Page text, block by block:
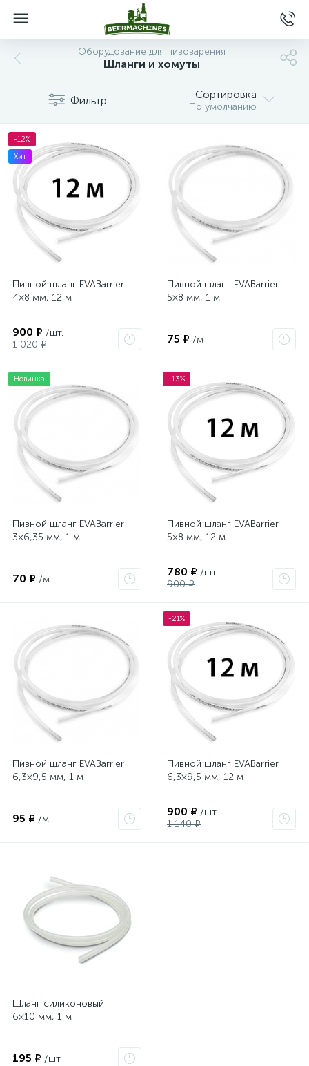
Оборудование для пивоварения
Шланги и хомуты
Фильтр Сортировка
По умолчанию
-12%
Хит
Пивной шланг EVABarrier
4×8 мм, 12 м
900 ₽ /шт.
1 020 ₽
Пивной шланг EVABarrier
5×8 мм, 1 м
75 ₽ /м
Новинка
Пивной шланг EVABarrier
3×6,35 мм, 1 м
70 ₽ /м
-13%
Пивной шланг EVABarrier
5×8 мм, 12 м
780 ₽ /шт.
900 ₽
Пивной шланг EVABarrier
6,3×9,5 мм, 1 м
95 ₽ /м
-21%
Пивной шланг EVABarrier
6,3×9,5 мм, 12 м
900 ₽ /шт.
1 140 ₽
Шланг силиконовый
6×10 мм, 1 м
195 ₽ /шт.